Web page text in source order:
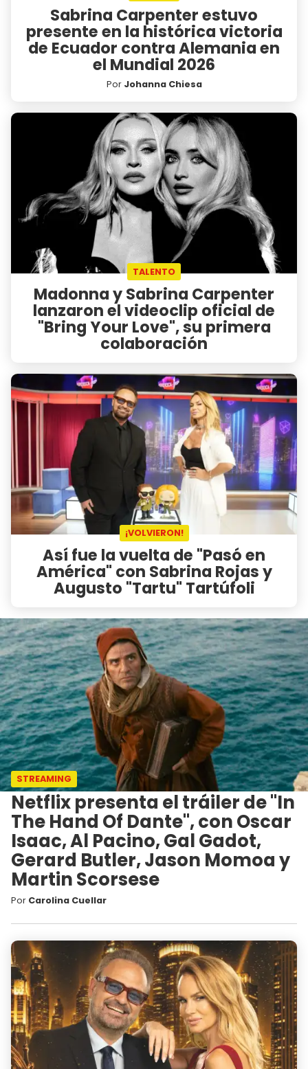
Sabrina Carpenter estuvo
presente en la histórica victoria
de Ecuador contra Alemania en
el Mundial 2026
Por Johanna Chiesa
TALENTO
Madonna y Sabrina Carpenter
lanzaron el videoclip oficial de
"Bring Your Love", su primera
colaboración
¡VOLVIERON!
Así fue la vuelta de "Pasó en
América" con Sabrina Rojas y
Augusto "Tartu" Tartúfoli
STREAMING
Netflix presenta el tráiler de "In
The Hand Of Dante", con Oscar
Isaac, Al Pacino, Gal Gadot,
Gerard Butler, Jason Momoa y
Martin Scorsese
Por Carolina Cuellar